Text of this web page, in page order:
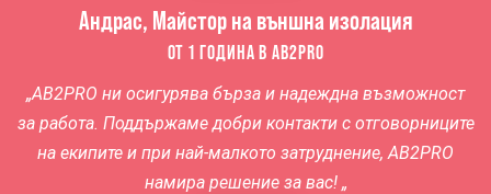
Андрас, Майстор на външна изолация
ОТ 1 ГОДИНА В AB2PRO
„AB2PRO ни осигурява бърза и надеждна възможност
за работа. Поддържаме добри контакти с отговорниците
на екипите и при най-малкото затруднение, AB2PRO
намира решение за вас! „